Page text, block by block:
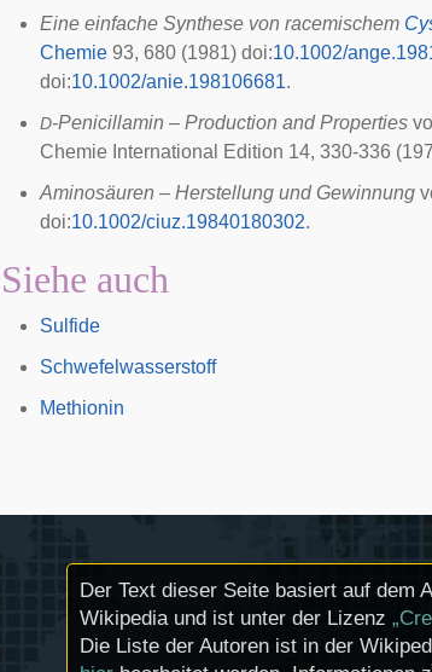
Eine einfache Synthese von racemischem
Chemie 93, 680 (1981) doi:10.1002/
doi:10.1002/anie.198106681.
D-Penicillamin – Production and Properties
Chemie International Edition 14, 330-336
Aminosäuren – Herstellung und Gewinnung
doi:10.1002/ciuz.19840180302.
Siehe auch
Sulfide
Schwefelwasserstoff
Methionin
Der Text dieser Seite basiert auf dem
Wikipedia und ist unter der Lizenz
Die Liste der Autoren ist in der